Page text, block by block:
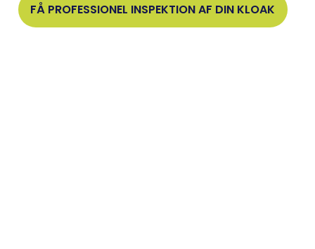
FÅ PROFESSIONEL INSPEKTION AF DIN KLOAK